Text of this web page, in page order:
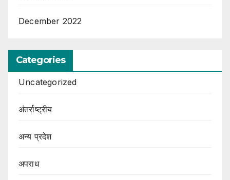
December 2022
Categories
Uncategorized
अंतर्राष्ट्रीय
अन्य प्रदेश
अपराध